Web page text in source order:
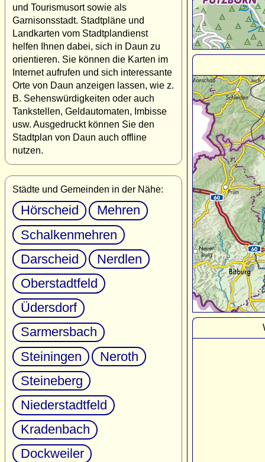
und Tourismusort sowie als
Garnisonsstadt. Stadtpläne und
Landkarten vom Stadtplandienst
helfen Ihnen dabei, sich in Daun zu
orientieren. Sie können die Karten im
Internet aufrufen und sich interessante
Orte von Daun anzeigen lassen, wie z.
B. Sehenswürdigkeiten oder auch
Tankstellen, Geldautomaten, Imbisse
usw. Ausgedruckt können Sie den
Stadtplan von Daun auch offline
nutzen.
Städte und Gemeinden in der Nähe:
Hörscheid
Mehren
Schalkenmehren
Darscheid
Nerdlen
Oberstadtfeld
Üdersdorf
Sarmersbach
Steiningen
Neroth
Steineberg
Niederstadtfeld
Kradenbach
Dockweiler